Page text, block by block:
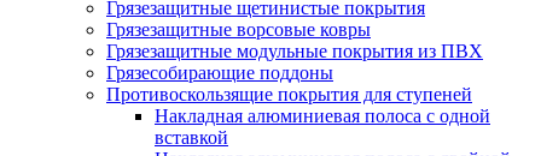
Грязезащитные щетинистые покрытия
Грязезащитные ворсовые ковры
Грязезащитные модульные покрытия из ПВХ
Грязесобирающие поддоны
Противоскользящие покрытия для ступеней
Накладная алюминиевая полоса с одной
вставкой